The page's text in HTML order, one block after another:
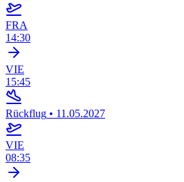
FRA
14:30
VIE
15:45
Rückflug • 11.05.2027
VIE
08:35